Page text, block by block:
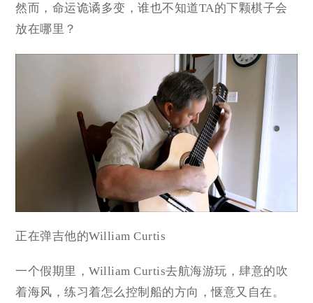
然而，命运诡谲多变，谁也不知道TA的下颗棋子会
放在哪里？
正在弹吉他的William Curtis
一个假期里，William Curtis去航海游玩，肆意的吹
着海风，练习着怎么控制船的方向，惬意又自在。